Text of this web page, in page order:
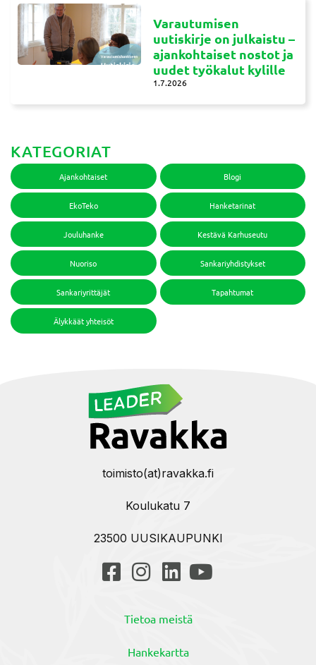
Varautumisen
uutiskirje on julkaistu –
ajankohtaiset nostot ja
uudet työkalut kylille
1.7.2026
KATEGORIAT
Ajankohtaiset Blogi
EkoTeko Hanketarinat
Jouluhanke Kestävä Karhuseutu
Nuoriso Sankariyhdistykset
Sankariyrittäjät Tapahtumat
Älykkäät yhteisöt
toimisto(at)ravakka.fi
Koulukatu 7
23500 UUSIKAUPUNKI
Tietoa meistä
Hankekartta